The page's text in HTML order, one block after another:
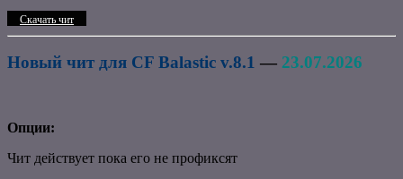
Скачать чит
Новый чит для CF Balastic v.8.1 — 23.07.2026
Опции:
Чит действует пока его не профиксят